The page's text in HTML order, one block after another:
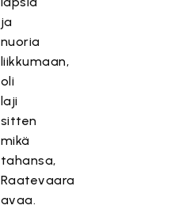
ja
nuoria
liikkumaan,
oli
laji
sitten
mikä
tahansa,
Raatevaara
avaa.